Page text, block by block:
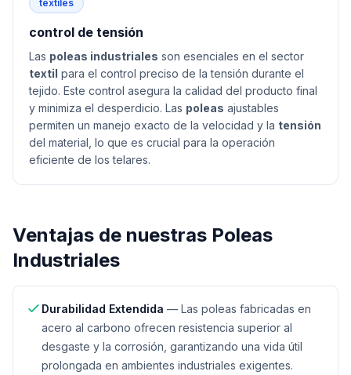
textiles
control de tensión
Las poleas industriales son esenciales en el sector
textil para el control preciso de la tensión durante el
tejido. Este control asegura la calidad del producto final
y minimiza el desperdicio. Las poleas ajustables
permiten un manejo exacto de la velocidad y la tensión
del material, lo que es crucial para la operación
eficiente de los telares.
Ventajas de nuestras Poleas
Industriales
Durabilidad Extendida — Las poleas fabricadas en
acero al carbono ofrecen resistencia superior al
desgaste y la corrosión, garantizando una vida útil
prolongada en ambientes industriales exigentes.